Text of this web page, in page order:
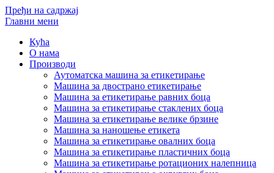
Пређи на садржај
Главни мени
Кућа
О нама
Производи
Аутоматска машина за етикетирање
Машина за двострано етикетирање
Машина за етикетирање равних боца
Машина за етикетирање стаклених боца
Машина за етикетирање велике брзине
Машина за наношење етикета
Машина за етикетирање овалних боца
Машина за етикетирање пластичних боца
Машина за етикетирање ротационих налепница